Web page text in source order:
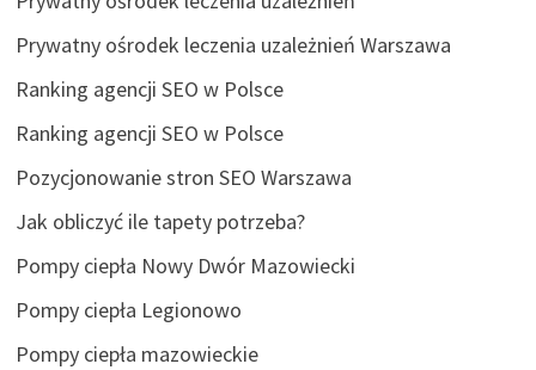
Prywatny ośrodek leczenia uzależnień Warszawa
Ranking agencji SEO w Polsce
Ranking agencji SEO w Polsce
Pozycjonowanie stron SEO Warszawa
Jak obliczyć ile tapety potrzeba?
Pompy ciepła Nowy Dwór Mazowiecki
Pompy ciepła Legionowo
Pompy ciepła mazowieckie